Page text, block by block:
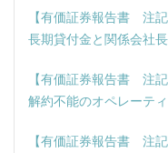
【有価証券報告書 注
長期貸付金と関係会社
【有価証券報告書 注
解約不能のオペレーテ
【有価証券報告書 注